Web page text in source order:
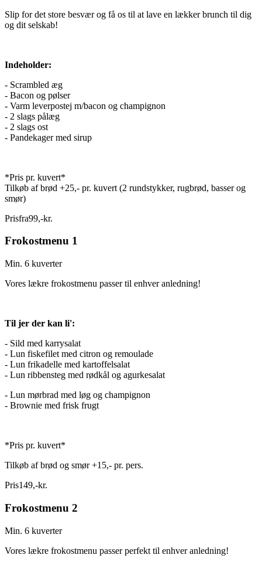
Slip for det store besvær og få os til at lave en lækker brunch til dig
og dit selskab!
Indeholder:
- Scrambled æg
- Bacon og pølser
- Varm leverpostej m/bacon og champignon
- 2 slags pålæg
- 2 slags ost
- Pandekager med sirup
*Pris pr. kuvert*
Tilkøb af brød +25,- pr. kuvert (2 rundstykker, rugbrød, basser og
smør)
Prisfra99,-kr.
Frokostmenu 1
Min. 6 kuverter
Vores lækre frokostmenu passer til enhver anledning!
Til jer der kan li':
- Sild med karrysalat
- Lun fiskefilet med citron og remoulade
- Lun frikadelle med kartoffelsalat
- Lun ribbensteg med rødkål og agurkesalat
- Lun mørbrad med løg og champignon
- Brownie med frisk frugt
*Pris pr. kuvert*
Tilkøb af brød og smør +15,- pr. pers.
Pris149,-kr.
Frokostmenu 2
Min. 6 kuverter
Vores lækre frokostmenu passer perfekt til enhver anledning!